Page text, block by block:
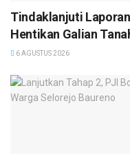
Tindaklanjuti
Hentikan Galian
6 AGUSTUS 2026